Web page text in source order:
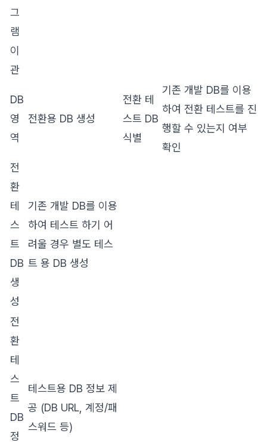
그
램
이
관
DB
영
역
전환용 DB 생성
전환 테
스트 DB
식별
기존 개발 DB를 이용
하여 전환 테스트를 진
행할 수 있는지 여부
확인
전
환
테
스
트
DB
생
성
기존 개발 DB를 이용
하여 테스트 하기 어
려울 경우 별도 테스
트 용 DB 생성
전
환
테
스
트
DB
정
테스트용 DB 정보 제
공 (DB URL, 계정/패
스워드 등)